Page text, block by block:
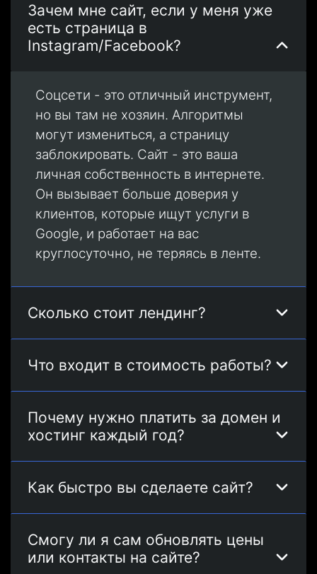
Зачем мне сайт, если у меня уже
есть страница в
Instagram/Facebook?
Соцсети - это отличный инструмент,
но вы там не хозяин. Алгоритмы
могут измениться, а страницу
заблокировать. Сайт - это ваша
личная собственность в интернете.
Он вызывает больше доверия у
клиентов, которые ищут услуги в
Google, и работает на вас
круглосуточно, не теряясь в ленте.
Сколько стоит лендинг?
Что входит в стоимость работы?
Почему нужно платить за домен и
хостинг каждый год?
Как быстро вы сделаете сайт?
Смогу ли я сам обновлять цены
или контакты на сайте?